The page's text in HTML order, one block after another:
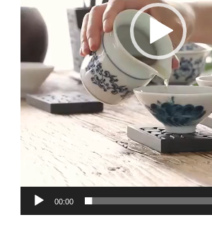
00:00